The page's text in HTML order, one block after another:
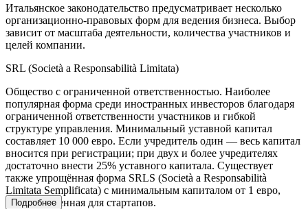
Итальянское законодательство предусматривает несколько
организационно-правовых форм для ведения бизнеса. Выбор
зависит от масштаба деятельности, количества участников и
целей компании.
SRL (Società a Responsabilità Limitata)
Общество с ограниченной ответственностью. Наиболее
популярная форма среди иностранных инвесторов благодаря
ограниченной ответственности участников и гибкой
структуре управления. Минимальный уставной капитал
составляет 10 000 евро. Если учредитель один — весь капитал
вносится при регистрации; при двух и более учредителях
достаточно внести 25% уставного капитала. Существует
также упрощённая форма SRLS (Società a Responsabilità
Limitata Semplificata) с минимальным капиталом от 1 евро,
предназначенная для стартапов.
Подробнее